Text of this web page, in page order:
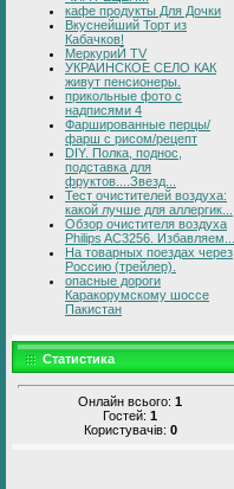
кафе продукты Для Дочки
Вкуснейший Торт из
Кабачков!
МеркуриЙ TV
УКРАИНСКОЕ СЕЛО КАК
живут пенсионеры.
прикольные фото с
надписями 4
Фаршированные перцы/
фарш с рисом/рецепт
DIY. Полка, поднос,
подставка для
фруктов....Звезд...
Тест очистителей воздуха:
какой лучше для аллергик...
Обзор очистителя воздуха
Philips AC3256. Избавляем...
На товарных поездах через
Россию (трейлер).
опасные дороги
Каракорумскому шоссе
Пакистан
Статистика
Онлайн всього: 1
Гостей: 1
Користувачів: 0